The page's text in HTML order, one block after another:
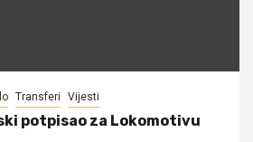
Transferi Vijesti
potpisao za Lokomotivu